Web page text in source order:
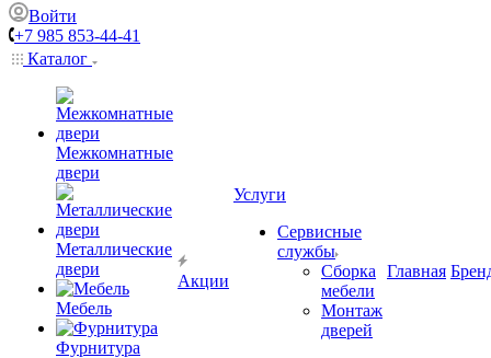
Войти
+7 985 853-44-41
Каталог
Межкомнатные
двери
Металлические
двери
Мебель
Фурнитура
Акции
Услуги
Сервисные
службы
Сборка
мебели
Монтаж
дверей
Главная